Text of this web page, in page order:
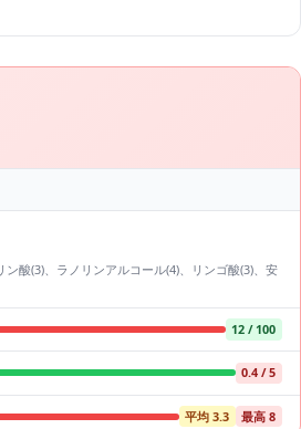
酸(3)、ラノリンアルコール(4)、リンゴ酸(3)、安
12 / 100
0.4 / 5
平均 3.3 最高 8